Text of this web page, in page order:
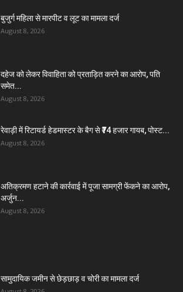
बुजुर्ग महिला से मारपीट व लूट का मामला दर्ज
August 8, 2026
दहेज को लेकर विवाहिता को प्रताड़ित करने का आरोप, पति
समेत...
August 8, 2026
रेवाड़ी में रिटायर्ड हेडमास्टर के बैग से ₹74 हजार गायब, पोस्ट...
August 8, 2026
अतिक्रमण हटाने की कार्रवाई में पूजा सामग्री फेंकने का आरोप,
अर्जुन...
August 8, 2026
सामुदायिक जमीन से छेड़छाड़ व चोरी का मामला दर्ज